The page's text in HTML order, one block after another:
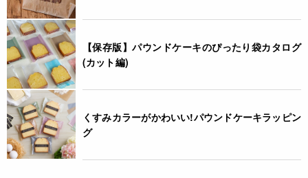
【保存版】パウンドケーキのぴったり袋カタログ
(カット編)
くすみカラーがかわいい!パウンドケーキラッピン
グ